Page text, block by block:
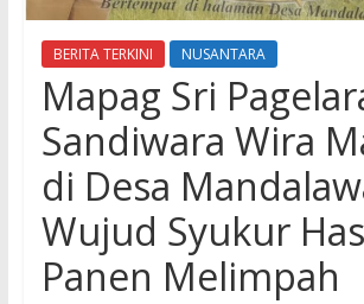
BERITA TERKINI NUSANTARA
Mapag Sri
Sandiwara Wira
di Desa
Wujud Syukur
Panen Melimpah